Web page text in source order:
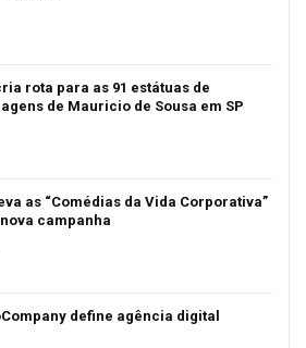
rota para as 91 estátuas de
de Mauricio de Sousa em SP
as “Comédias da Vida Corporativa”
campanha
define agência digital